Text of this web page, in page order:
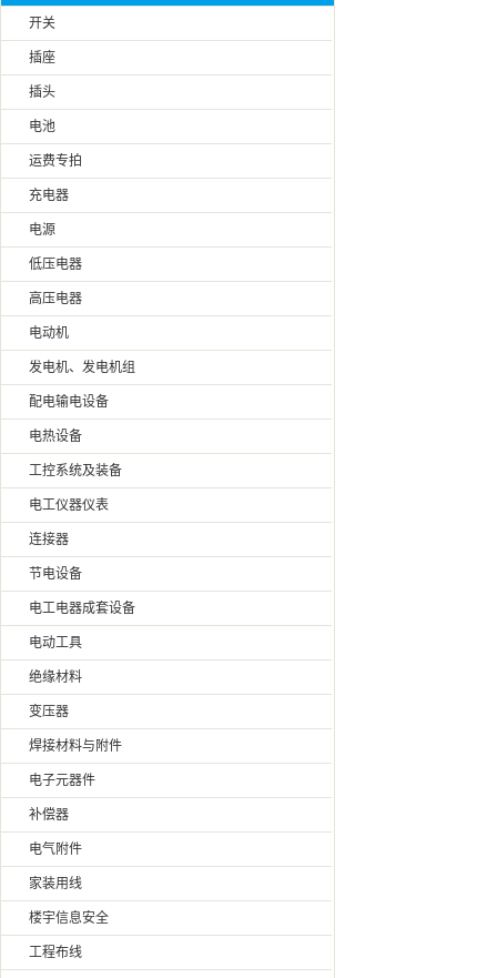
开关
插座
插头
电池
运费专拍
充电器
电源
低压电器
高压电器
电动机
发电机、发电机组
配电输电设备
电热设备
工控系统及装备
电工仪器仪表
连接器
节电设备
电工电器成套设备
电动工具
绝缘材料
变压器
焊接材料与附件
电子元器件
补偿器
电气附件
家装用线
楼宇信息安全
工程布线